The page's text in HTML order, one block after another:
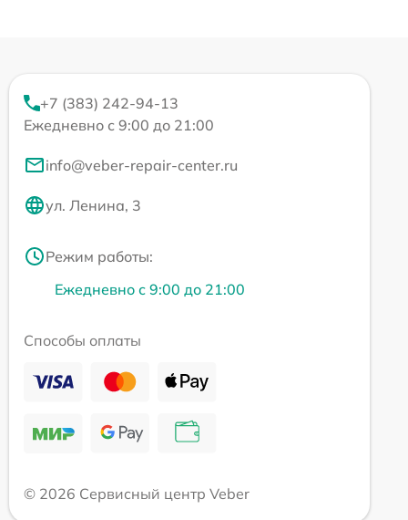
+7 (383) 242-94-13
Ежедневно с 9:00 до 21:00
info@veber-repair-center.ru
ул. Ленина, 3
Режим работы:
Ежедневно с 9:00 до 21:00
Способы оплаты
© 2026 Сервисный центр Veber